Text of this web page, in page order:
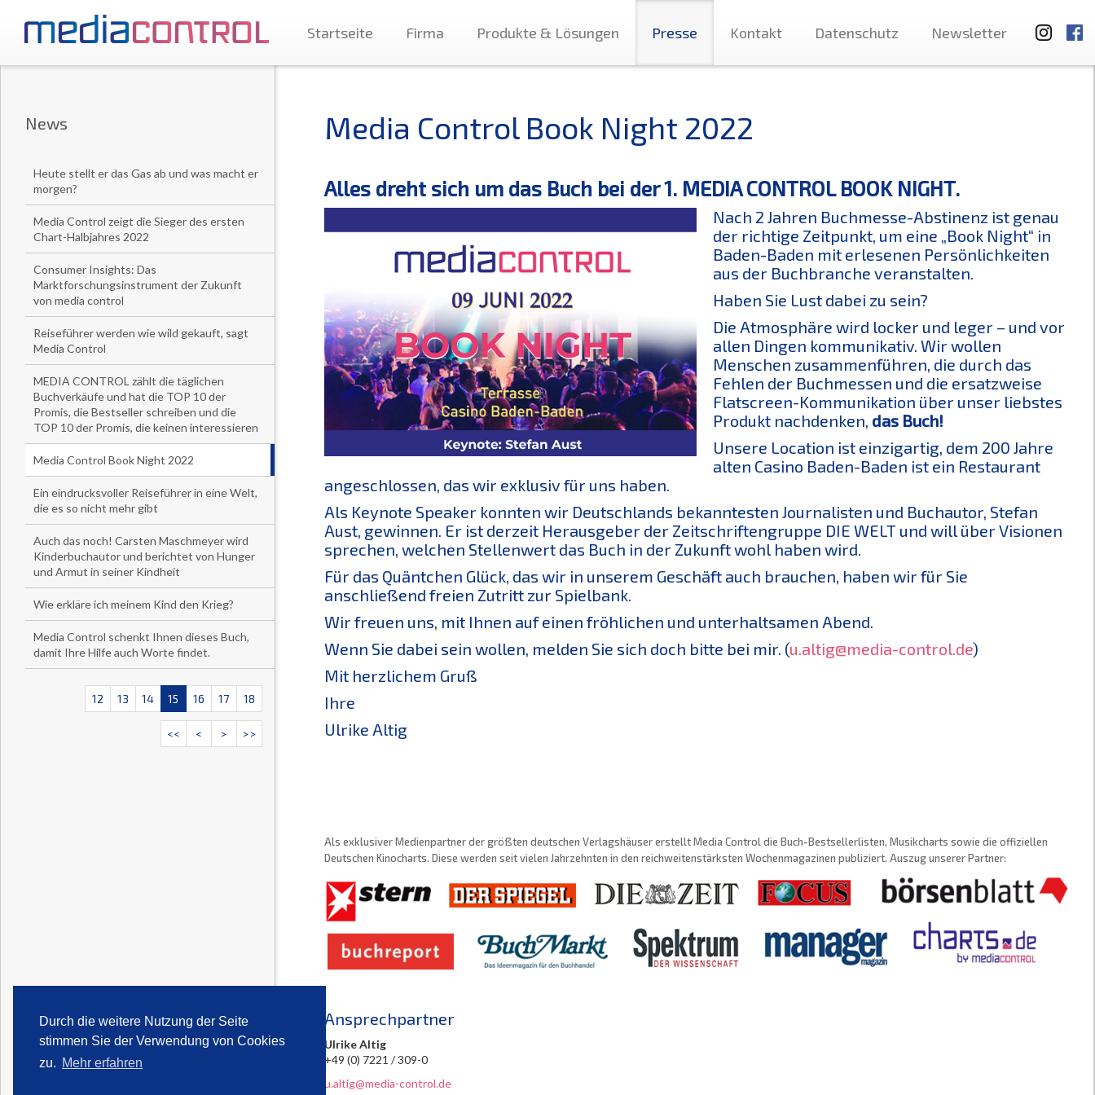
Durch die weitere Nutzung der Seite
stimmen Sie der Verwendung von Cookies
zu. Mehr erfahren
Startseite Firma Produkte & Lösungen Presse Kontakt Datenschutz Newsletter
News
Heute stellt er das Gas ab und was macht er
morgen?
Media Control zeigt die Sieger des ersten
Chart-Halbjahres 2022
Consumer Insights: Das
Marktforschungsinstrument der Zukunft
von media control
Reiseführer werden wie wild gekauft, sagt
Media Control
MEDIA CONTROL zählt die täglichen
Buchverkäufe und hat die TOP 10 der
Promis, die Bestseller schreiben und die
TOP 10 der Promis, die keinen interessieren
Media Control Book Night 2022
Ein eindrucksvoller Reiseführer in eine Welt,
die es so nicht mehr gibt
Auch das noch! Carsten Maschmeyer wird
Kinderbuchautor und berichtet von Hunger
und Armut in seiner Kindheit
Wie erkläre ich meinem Kind den Krieg?
Media Control schenkt Ihnen dieses Buch,
damit Ihre Hilfe auch Worte findet.
12 13 14 15 16 17 18
<< < > >>
Media Control Book Night 2022
Alles dreht sich um das Buch bei der 1. MEDIA CONTROL BOOK NIGHT.
Nach 2 Jahren Buchmesse-Abstinenz ist genau
der richtige Zeitpunkt, um eine „Book Night“ in
Baden-Baden mit erlesenen Persönlichkeiten
aus der Buchbranche veranstalten.
Haben Sie Lust dabei zu sein?
Die Atmosphäre wird locker und leger – und vor
allen Dingen kommunikativ. Wir wollen
Menschen zusammenführen, die durch das
Fehlen der Buchmessen und die ersatzweise
Flatscreen-Kommunikation über unser liebstes
Produkt nachdenken, das Buch!
Unsere Location ist einzigartig, dem 200 Jahre
alten Casino Baden-Baden ist ein Restaurant
angeschlossen, das wir exklusiv für uns haben.
Als Keynote Speaker konnten wir Deutschlands bekanntesten Journalisten und Buchautor, Stefan
Aust, gewinnen. Er ist derzeit Herausgeber der Zeitschriftengruppe DIE WELT und will über Visionen
sprechen, welchen Stellenwert das Buch in der Zukunft wohl haben wird.
Für das Quäntchen Glück, das wir in unserem Geschäft auch brauchen, haben wir für Sie
anschließend freien Zutritt zur Spielbank.
Wir freuen uns, mit Ihnen auf einen fröhlichen und unterhaltsamen Abend.
Wenn Sie dabei sein wollen, melden Sie sich doch bitte bei mir. (u.altig@media-control.de)
Mit herzlichem Gruß
Ihre
Ulrike Altig
Als exklusiver Medienpartner der größten deutschen Verlagshäuser erstellt Media Control die Buch-Bestsellerlisten, Musikcharts sowie die offiziellen
Deutschen Kinocharts. Diese werden seit vielen Jahrzehnten in den reichweitenstärksten Wochenmagazinen publiziert. Auszug unserer Partner:
Ansprechpartner
Ulrike Altig
+49 (0) 7221 / 309-0
u.altig@media-control.de